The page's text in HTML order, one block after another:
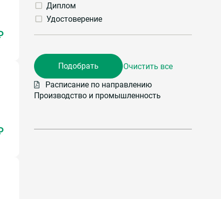
Диплом
Удостоверение
Расписание по направлению
Производство и промышленность